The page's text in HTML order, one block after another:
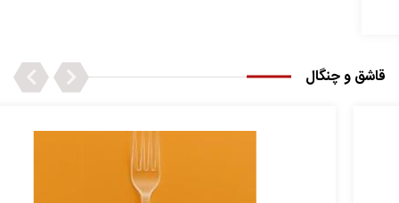
قاشق و چنگال Previous
Next